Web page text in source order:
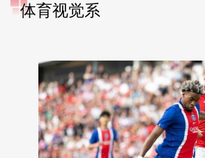
体育视觉系